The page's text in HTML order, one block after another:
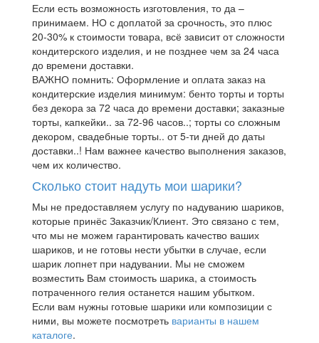
Если есть возможность изготовления, то да –
принимаем. НО с доплатой за срочность, это плюс
20-30% к стоимости товара, всё зависит от сложности
кондитерского изделия, и не позднее чем за 24 часа
до времени доставки.
ВАЖНО помнить: Оформление и оплата заказ на
кондитерские изделия минимум: бенто торты и торты
без декора за 72 часа до времени доставки; заказные
торты, капкейки.. за 72-96 часов..; торты со сложным
декором, свадебные торты.. от 5-ти дней до даты
доставки..! Нам важнее качество выполнения заказов,
чем их количество.
Сколько стоит надуть мои шарики?
Мы не предоставляем услугу по надуванию шариков,
которые принёс Заказчик/Клиент. Это связано с тем,
что мы не можем гарантировать качество ваших
шариков, и не готовы нести убытки в случае, если
шарик лопнет при надувании. Мы не сможем
возместить Вам стоимость шарика, а стоимость
потраченного гелия останется нашим убытком.
Если вам нужны готовые шарики или композиции с
ними, вы можете посмотреть варианты в нашем
каталоге.